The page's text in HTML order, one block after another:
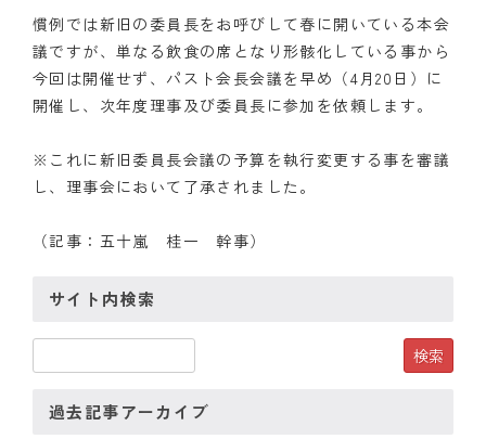
リンク集
情報公開
慣例では新旧の委員長をお呼びして春に開いている本会
議ですが、単なる飲食の席となり形骸化している事から
今回は開催せず、パスト会長会議を早め（4月20日）に
開催し、次年度理事及び委員長に参加を依頼します。
※これに新旧委員長会議の予算を執行変更する事を審議
し、理事会において了承されました。
（記事：五十嵐 桂一 幹事）
サイト内検索
過去記事アーカイブ